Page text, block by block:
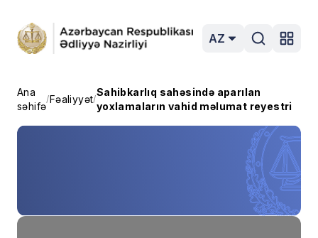
AZ
Ana
səhifə
/Fəaliyyət/
Sahibkarlıq sahəsində aparılan
yoxlamaların vahid məlumat reyestri